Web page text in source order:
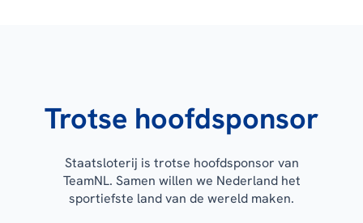
Trotse hoofdsponsor
Staatsloterij is trotse hoofdsponsor van
TeamNL. Samen willen we Nederland het
sportiefste land van de wereld maken.